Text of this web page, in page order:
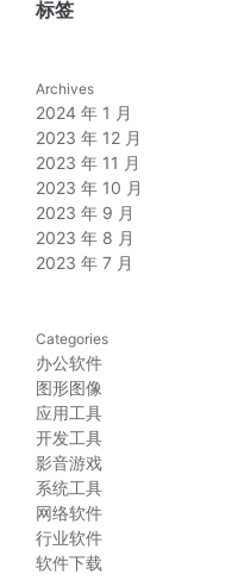
标签
Archives
2024 年 1 月
2023 年 12 月
2023 年 11 月
2023 年 10 月
2023 年 9 月
2023 年 8 月
2023 年 7 月
Categories
办公软件
图形图像
应用工具
开发工具
影音游戏
系统工具
网络软件
行业软件
软件下载